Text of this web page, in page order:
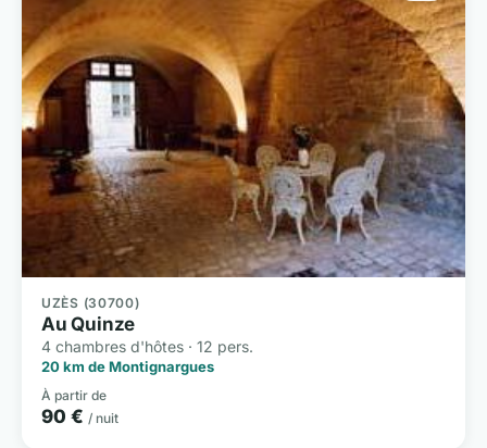
UZÈS (30700)
Au Quinze
4 chambres d'hôtes · 12 pers.
20 km de Montignargues
À partir de
90 € / nuit